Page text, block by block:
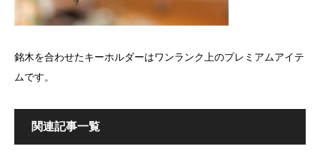
銘木を合わせたキーホルダーはワンランク上のプレミアムアイテ
ムです。
関連記事一覧